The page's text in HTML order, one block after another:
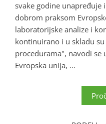
svake godine unapređuje
dobrom praksom
laboratorijske analize i
kontinuirano i u skladu
procedurama", navodi se
Evropska unija, ...